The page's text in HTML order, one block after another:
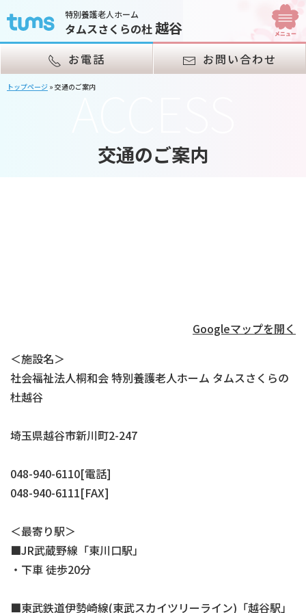
特別養護老人ホーム
タムスさくらの杜越谷
お電話 お問い合わせ
トップページ » 交通のご案内
ACCESS
交通のご案内
Googleマップを開く
＜施設名＞
社会福祉法人桐和会 特別養護老人ホーム タムスさくらの
杜越谷
埼玉県越谷市新川町2-247
048-940-6110[電話]
048-940-6111[FAX]
＜最寄り駅＞
■JR武蔵野線「東川口駅」
・下車 徒歩20分
■東武鉄道伊勢崎線(東武スカイツリーライン)「越谷駅」